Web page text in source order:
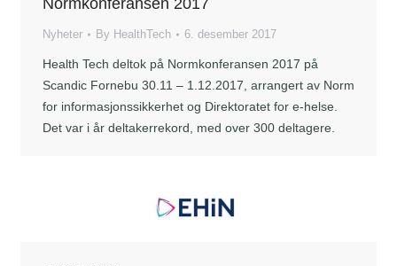
Nyheter By HealthTech 6. desember 2017
Health Tech deltok på Normkonferansen 2017 på
Scandic Fornebu 30.11 – 1.12.2017, arrangert av Norm
for informasjonssikkerhet og Direktoratet for e-helse.
Det var i år deltakerrekord, med over 300 deltagere.